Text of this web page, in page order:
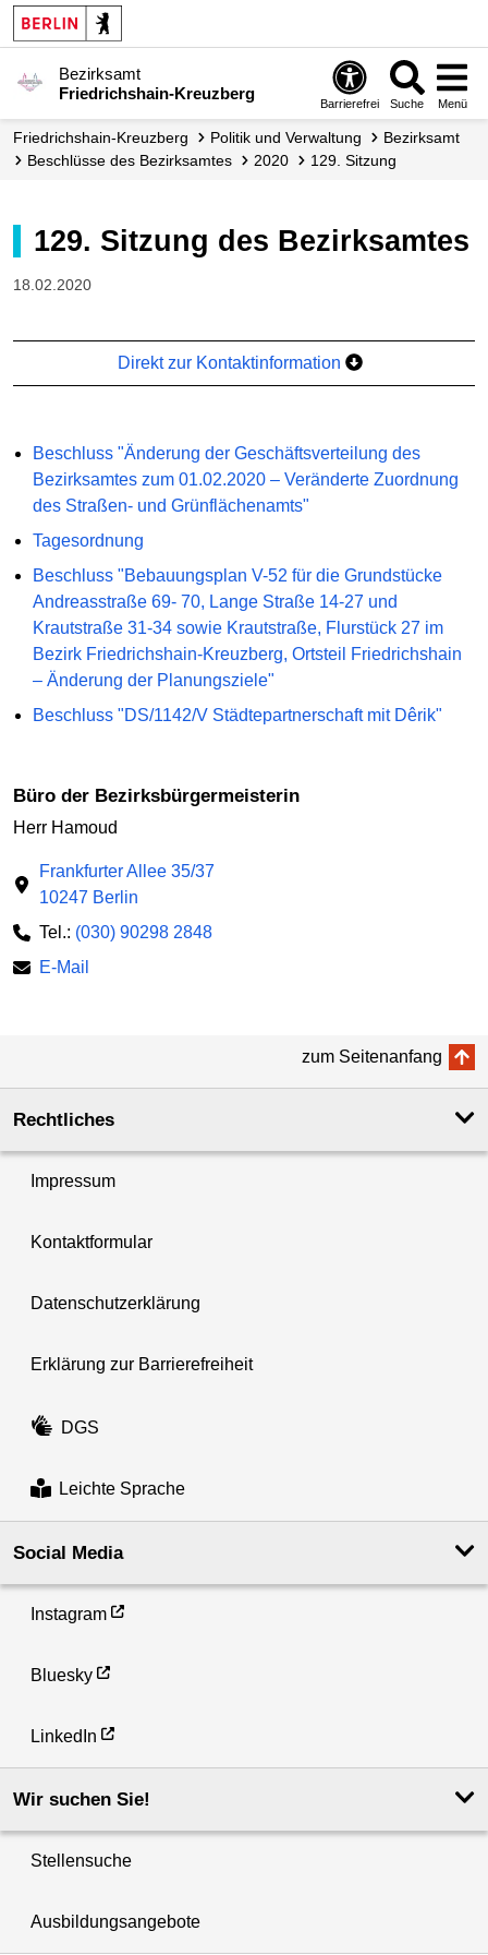
Bezirksamt
Friedrichshain-Kreuzberg
Barrierefrei Suche Menü
Friedrichshain-Kreuzberg Politik und Verwaltung
Bezirksamt
Beschlüsse des Bezirksamtes
2020 129. Sitzung
129. Sitzung des Bezirksamtes
18.02.2020
Direkt zur Kontaktinformation
Beschluss "Änderung der Geschäftsverteilung des
Bezirksamtes zum 01.02.2020 – Veränderte Zuordnung
des Straßen- und Grünflächenamts"
Tagesordnung
Beschluss "Bebauungsplan V-52 für die Grundstücke
Andreasstraße 69- 70, Lange Straße 14-27 und
Krautstraße 31-34 sowie Krautstraße, Flurstück 27 im
Bezirk Friedrichshain-Kreuzberg, Ortsteil Friedrichshain
– Änderung der Planungsziele"
Beschluss "DS/1142/V Städtepartnerschaft mit Dêrik"
Büro der Bezirksbürgermeisterin
Herr Hamoud
Frankfurter Allee 35/37
10247 Berlin
Tel.: (030) 90298 2848
E-Mail
zum Seitenanfang
Rechtliches
Impressum
Kontaktformular
Datenschutzerklärung
Erklärung zur Barrierefreiheit
DGS
Leichte Sprache
Social Media
Instagram
Bluesky
LinkedIn
Wir suchen Sie!
Stellensuche
Ausbildungsangebote